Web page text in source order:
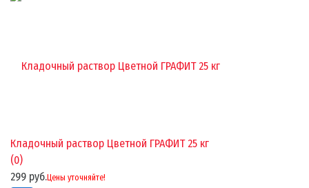
Кладочный раствор Цветной ГРАФИТ 25 кг
(0)
299 руб.Цены уточняйте!